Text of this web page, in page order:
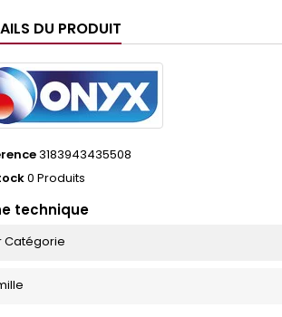
DU PRODUIT
3183943435508
0 Produits
technique
Catégorie